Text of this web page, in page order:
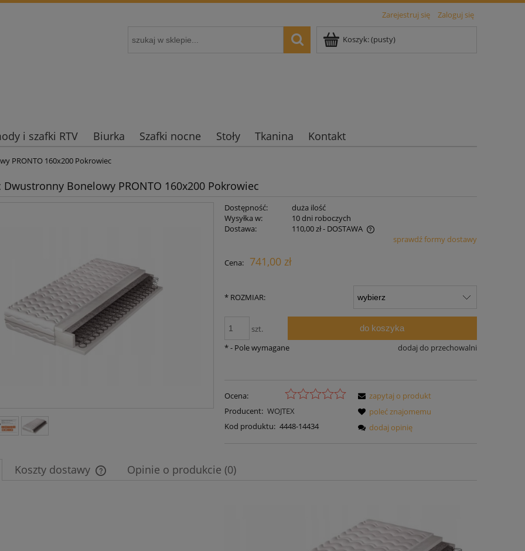
Zarejestruj się Zaloguj się
Koszyk:(pusty)
i szafki RTV Biurka Szafki nocne Stoły Tkanina Kontakt
PRONTO 160x200 Pokrowiec
Dwustronny Bonelowy PRONTO 160x200 Pokrowiec
Dostępność:
duża ilość
Wysyłka w:
10 dni roboczych
Dostawa:
110,00 zł- DOSTAWA
płatności
sprawdź formy dostawy
Cena: 741,00 zł
* ROZMIAR:
szt. do koszyka
dodaj do przechowalni
*- Pole wymagane
Ocena:
Producent: WOJTEX
Kod produktu: 4448-14434
zapytaj o produkt
poleć znajomemu
dodaj opinię
Koszty dostawy Opinie o produkcie (0)